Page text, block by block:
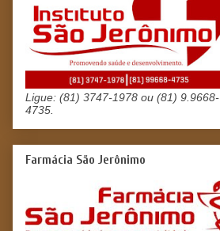
Ligue: (81) 3747-1978 ou (81) 9.9668-
4735.
Farmácia São Jerônimo